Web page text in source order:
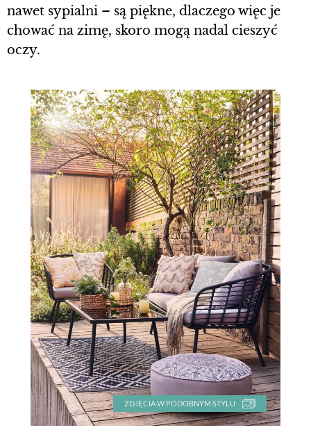
nawet sypialni – są piękne, dlaczego więc je
chować na zimę, skoro mogą nadal cieszyć
oczy.
ZDJĘCIA W PODOBNYM STYLU